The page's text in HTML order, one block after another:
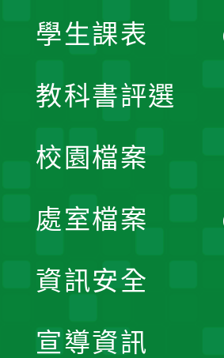
學生課表
教科書評選
校園檔案
處室檔案
資訊安全
宣導資訊